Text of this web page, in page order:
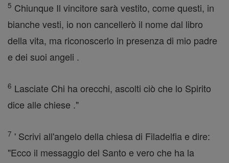
5 Chiunque Il vincitore sarà vestito, come questi, in
bianche vesti, io non cancellerò il nome dal libro
della vita, ma riconoscerlo in presenza di mio padre
e dei suoi angeli .
6 Lasciate Chi ha orecchi, ascolti ciò che lo Spirito
dice alle chiese ."
7 ' Scrivi all'angelo della chiesa di Filadelfia e dire:
"Ecco il messaggio del Santo e vero che ha la